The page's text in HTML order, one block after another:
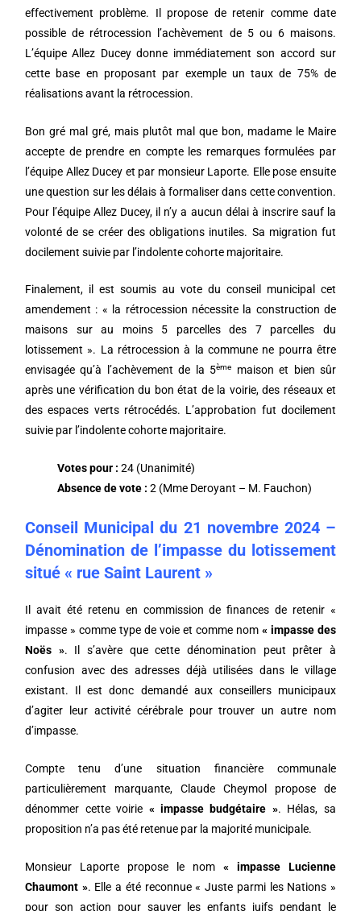
effectivement problème. Il propose de retenir comme date
possible de rétrocession l’achèvement de 5 ou 6 maisons.
L’équipe Allez Ducey donne immédiatement son accord sur
cette base en proposant par exemple un taux de 75% de
réalisations avant la rétrocession.
Bon gré mal gré, mais plutôt mal que bon, madame le Maire
accepte de prendre en compte les remarques formulées par
l’équipe Allez Ducey et par monsieur Laporte. Elle pose ensuite
une question sur les délais à formaliser dans cette convention.
Pour l’équipe Allez Ducey, il n’y a aucun délai à inscrire sauf la
volonté de se créer des obligations inutiles. Sa migration fut
docilement suivie par l’indolente cohorte majoritaire.
Finalement, il est soumis au vote du conseil municipal cet
amendement : « la rétrocession nécessite la construction de
maisons sur au moins 5 parcelles des 7 parcelles du
lotissement ». La rétrocession à la commune ne pourra être
envisagée qu’à l’achèvement de la 5ème
maison et bien sûr
après une vérification du bon état de la voirie, des réseaux et
des espaces verts rétrocédés. L’approbation fut docilement
suivie par l’indolente cohorte majoritaire.
Votes pour : 24 (Unanimité)
Absence de vote : 2 (Mme Deroyant – M. Fauchon)
Conseil Municipal du 21 novembre 2024 –
Dénomination de l’impasse du lotissement
situé « rue Saint Laurent »
Il avait été retenu en commission de finances de retenir «
impasse » comme type de voie et comme nom « impasse des
Noës ». Il s’avère que cette dénomination peut prêter à
confusion avec des adresses déjà utilisées dans le village
existant. Il est donc demandé aux conseillers municipaux
d’agiter leur activité cérébrale pour trouver un autre nom
d’impasse.
Compte tenu d’une situation financière communale
particulièrement marquante, Claude Cheymol propose de
dénommer cette voirie « impasse budgétaire ». Hélas, sa
proposition n’a pas été retenue par la majorité municipale.
Monsieur Laporte propose le nom « impasse Lucienne
Chaumont ». Elle a été reconnue « Juste parmi les Nations »
pour son action pour sauver les enfants juifs pendant le